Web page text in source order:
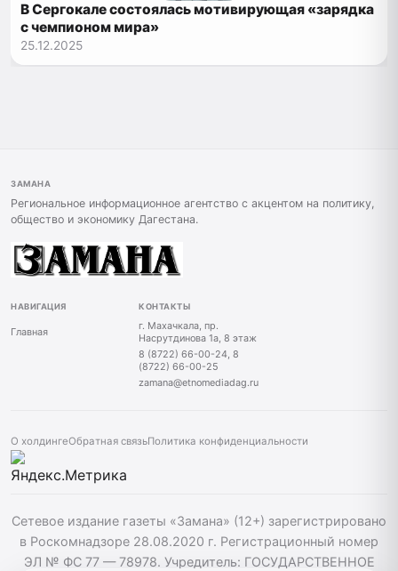
В Сергокале состоялась мотивирующая «зарядка
с чемпионом мира»
25.12.2025
ЗАМАНА
Региональное информационное агентство с акцентом на политику,
общество и экономику Дагестана.
НАВИГАЦИЯ
Главная
КОНТАКТЫ
г. Махачкала, пр.
Насрутдинова 1а, 8 этаж
8 (8722) 66-00-24, 8
(8722) 66-00-25
zamana@etnomediadag.ru
О холдингеОбратная связьПолитика конфиденциальности
Сетевое издание газеты «Замана» (12+) зарегистрировано
в Роскомнадзоре 28.08.2020 г. Регистрационный номер
ЭЛ № ФС 77 — 78978. Учредитель: ГОСУДАРСТВЕННОЕ